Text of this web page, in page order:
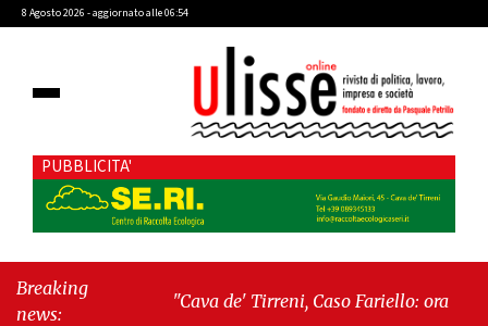
8 Agosto 2026 - aggiornato alle 06:54
PUBBLICITA'
Breaking
news:
"Cava de' Tirreni, Caso Fariello: ora torniamo